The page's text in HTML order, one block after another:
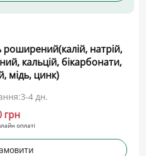
натрій,
кальцій, бікарбонати,
мідь, цинк)
3-4 дн.
грн
оплаті